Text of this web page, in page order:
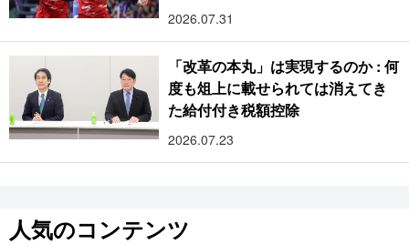
2026.07.31
「改革の本丸」は実現するのか : 何
度も俎上に載せられては消えてき
た給付付き税額控除
2026.07.23
人気のコンテンツ